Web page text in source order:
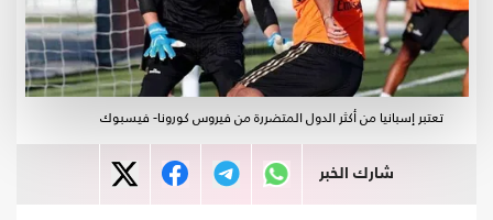
تعتبر إسبانيا من أكثر الدول المتضررة من فيروس كورونا- فيسبوك
شارك الخبر